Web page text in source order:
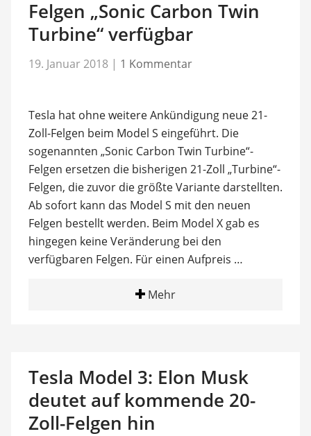
Felgen „Sonic Carbon Twin
Turbine“ verfügbar
19. Januar 2018 | 1 Kommentar
Tesla hat ohne weitere Ankündigung neue 21-
Zoll-Felgen beim Model S eingeführt. Die
sogenannten „Sonic Carbon Twin Turbine“-
Felgen ersetzen die bisherigen 21-Zoll „Turbine“-
Felgen, die zuvor die größte Variante darstellten.
Ab sofort kann das Model S mit den neuen
Felgen bestellt werden. Beim Model X gab es
hingegen keine Veränderung bei den
verfügbaren Felgen. Für einen Aufpreis …
Mehr
Tesla Model 3: Elon Musk
deutet auf kommende 20-
Zoll-Felgen hin